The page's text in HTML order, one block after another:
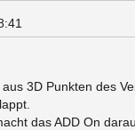
3D Punkten des
das ADD On